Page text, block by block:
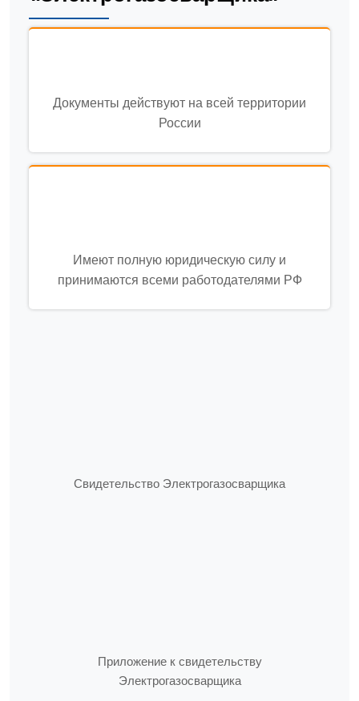
Документы действуют на всей территории
России
Имеют полную юридическую силу и
принимаются всеми работодателями РФ
Свидетельство Электрогазосварщика
Приложение к свидетельству
Электрогазосварщика